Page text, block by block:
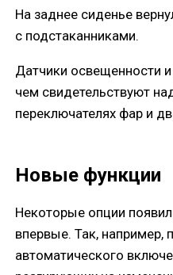
На заднее сиденье
с подстаканниками.
Датчики освещенности
чем свидетельствуют
переключателях фар и
Новые функции
Некоторые опции
впервые. Так, например,
автоматического